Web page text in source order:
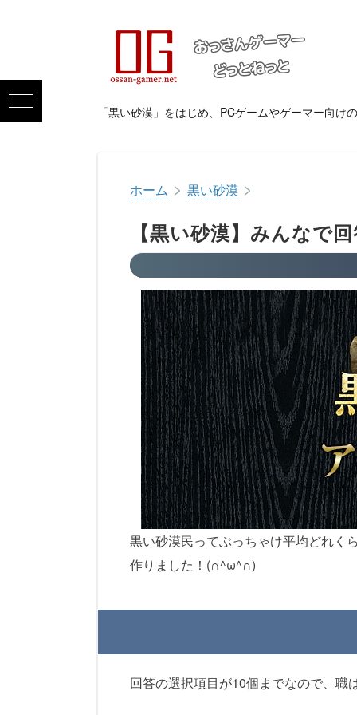
「黒い砂漠」をはじめ、PCゲームやゲーマー向け
ホーム > 黒い砂漠 >
【黒い砂漠】みんなで
黒い砂漠民ってぶっちゃけ平均どれく
作りました！(∩^ω^∩)
回答の選択項目が10個までなので、職